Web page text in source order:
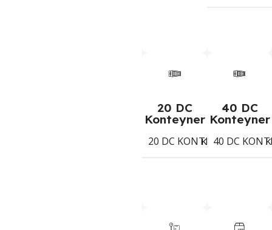
20 DC
Konteyner
20 DC KONTEYNER 1517
Koli
40 DC
Konteyner
40 DC